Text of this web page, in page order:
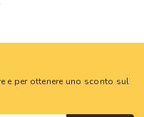
e per ottenere uno sconto sul